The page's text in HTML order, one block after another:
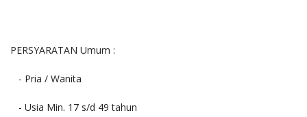
PERSYARATAN Umum :
- Pria / Wanita
- Usia Min. 17 s/d 49 tahun